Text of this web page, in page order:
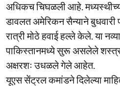
अधिकच चिघळली आहे.
डावलत अमेरिकन सैन्याने बुधवारी
रात्री मोठे हवाई हल्ले केले. या
पाकिस्तानमध्ये सुरू असलेले
अक्षरशः उधळले गेले आहेत.
यूएस सेंट्रल कमांडने दिलेल्या